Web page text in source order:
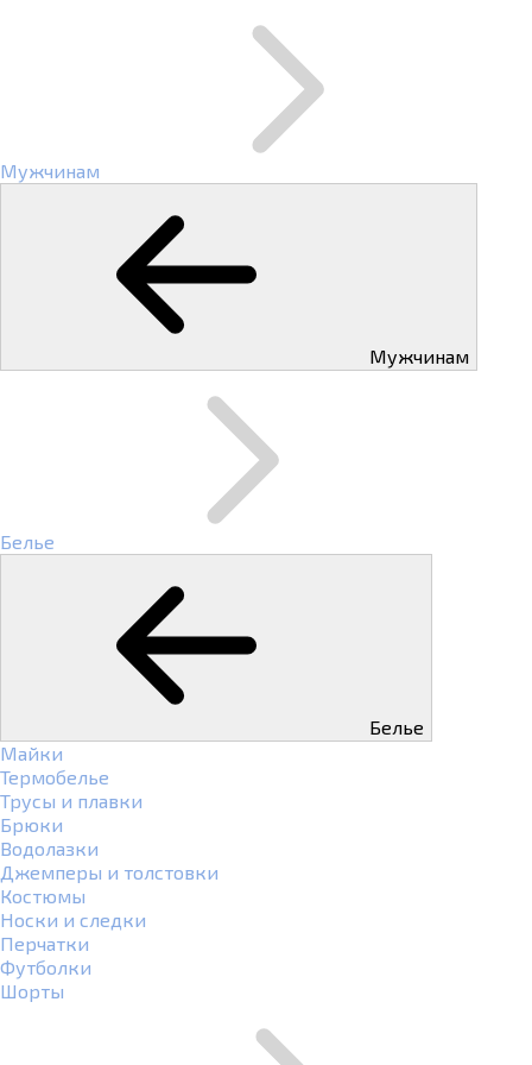
Мужчинам
Мужчинам
Белье
Белье
Майки
Термобелье
Трусы и плавки
Брюки
Водолазки
Джемперы и толстовки
Костюмы
Носки и следки
Перчатки
Футболки
Шорты